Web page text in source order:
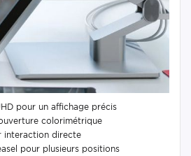
pour un affichage précis
colorimétrique
interaction directe
pour plusieurs positions